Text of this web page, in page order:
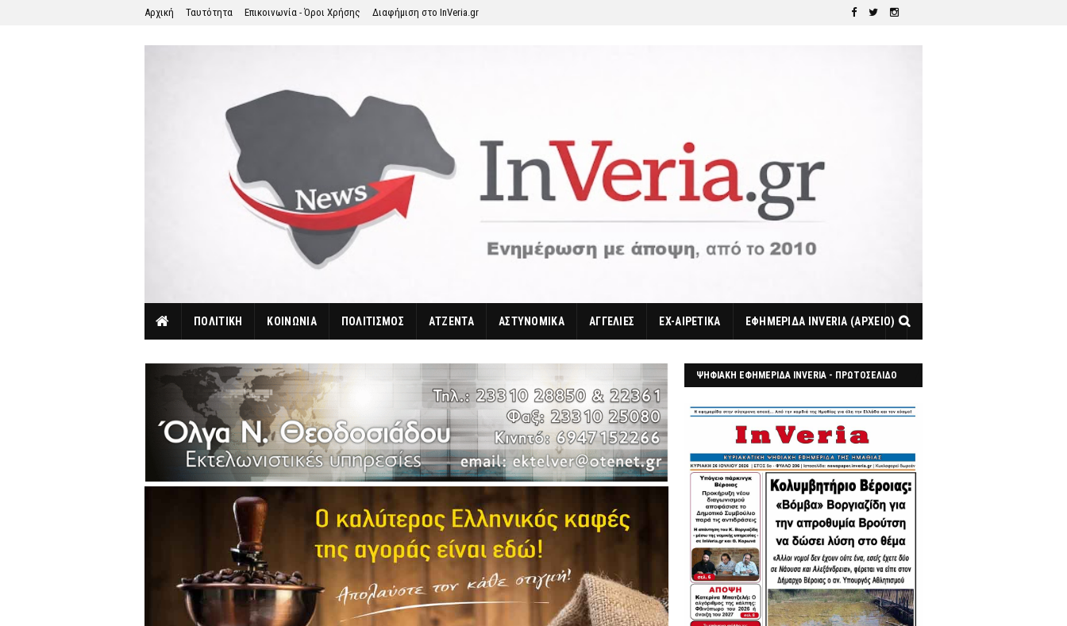
Αρχική Ταυτότητα Επικοινωνία - Όροι Χρήσης Διαφήμιση στο InVeria.gr
ΠΟΛΙΤΙΚΗ ΚΟΙΝΩΝΙΑ ΠΟΛΙΤΙΣΜΟΣ ΑΤΖΕΝΤΑ ΑΣΤΥΝΟΜΙΚΑ ΑΓΓΕΛΙΕΣ EX-ΑΙΡΕΤΙΚΑ ΕΦΗΜΕΡΙΔΑ INVERIA (ΑΡΧΕΙΟ)
ΨΗΦΙΑΚΗ ΕΦΗΜΕΡΙΔΑ INVERIA - ΠΡΩΤΟΣΕΛΙΔΟ